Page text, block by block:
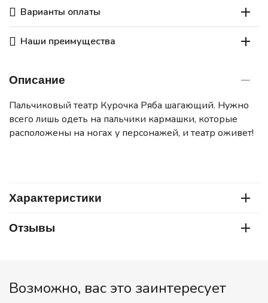
Варианты оплаты
Наши преимущества
Описание
Пальчиковый театр Курочка Ряба шагающий. Нужно
всего лишь одеть на пальчики кармашки, которые
расположены на ногах у персонажей, и театр оживет!
Характеристики
Отзывы
Возможно, вас это заинтересует